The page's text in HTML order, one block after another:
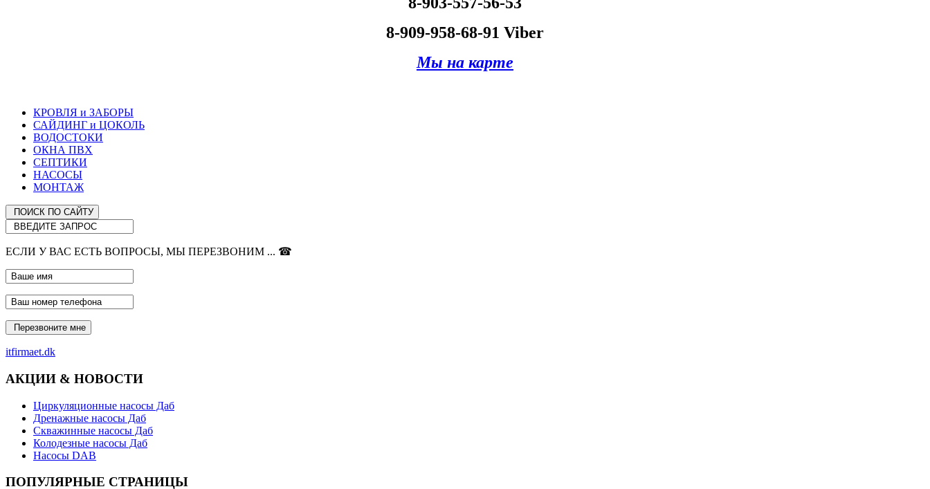
8-909-958-68-91 Viber
Мы на карте
КРОВЛЯ и ЗАБОРЫ
САЙДИНГ и ЦОКОЛЬ
ВОДОСТОКИ
ОКНА ПВХ
СЕПТИКИ
НАСОСЫ
МОНТАЖ
ЕСЛИ У ВАС ЕСТЬ ВОПРОСЫ, МЫ ПЕРЕЗВОНИМ ... ☎
itfirmaet.dk
АКЦИИ & НОВОСТИ
Циркуляционные насосы Даб
Дренажные насосы Даб
Скважинные насосы Даб
Колодезные насосы Даб
Насосы DAB
ПОПУЛЯРНЫЕ СТРАНИЦЫ